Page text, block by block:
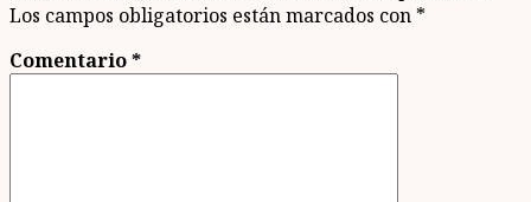
Los campos obligatorios están marcados con *
Comentario*